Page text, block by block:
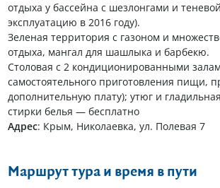
отдыха у бассейна с шезлонгами и
эксплуатацию в 2016 году).
Зеленая территория с газоном и
отдыха, мангал для шашлыка и барбекю.
Столовая с 2 кондиционированными
самостоятельного приготовления пищи,
дополнительную плату); утюг и
стирки белья — бесплатно
Адрес: Крым, Николаевка, ул. Полевая 7
Маршрут тура и время в пути